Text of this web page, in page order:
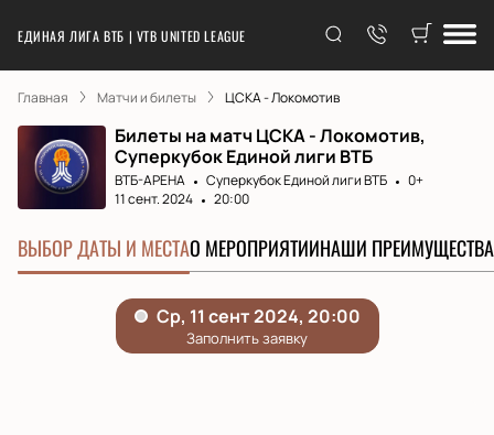
ЕДИНАЯ ЛИГА ВТБ | VTB UNITED LEAGUE
Главная Матчи и билеты ЦСКА - Локомотив
Билеты на матч ЦСКА - Локомотив,
Суперкубок Единой лиги ВТБ
ВТБ-АРЕНА Суперкубок Единой лиги ВТБ
0+
11 сент. 2024
20:00
ВЫБОР ДАТЫ И МЕСТАО МЕРОПРИЯТИИНАШИ ПРЕИМУЩЕСТВА